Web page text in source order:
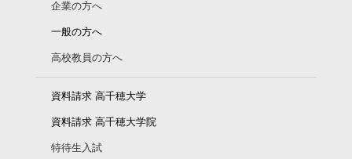
企業の方へ
一般の方へ
高校教員の方へ
資料請求 高千穂大学
資料請求 高千穂大学院
特待生入試